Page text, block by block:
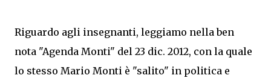
Riguardo agli insegnanti, leggiamo nella ben
nota "Agenda Monti" del 23 dic. 2012, con la quale
lo stesso Mario Monti è "salito" in politica e